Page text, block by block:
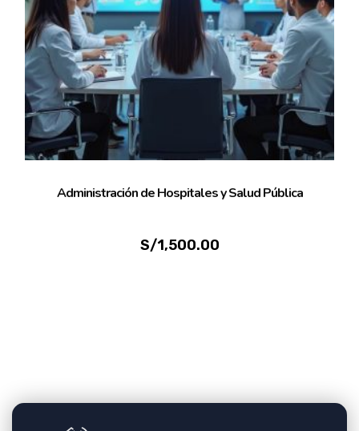
Administración de Hospitales y Salud Pública
S/1,500.00